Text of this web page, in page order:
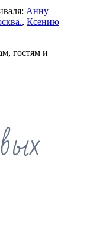
Анну
, Ксению
гостям и